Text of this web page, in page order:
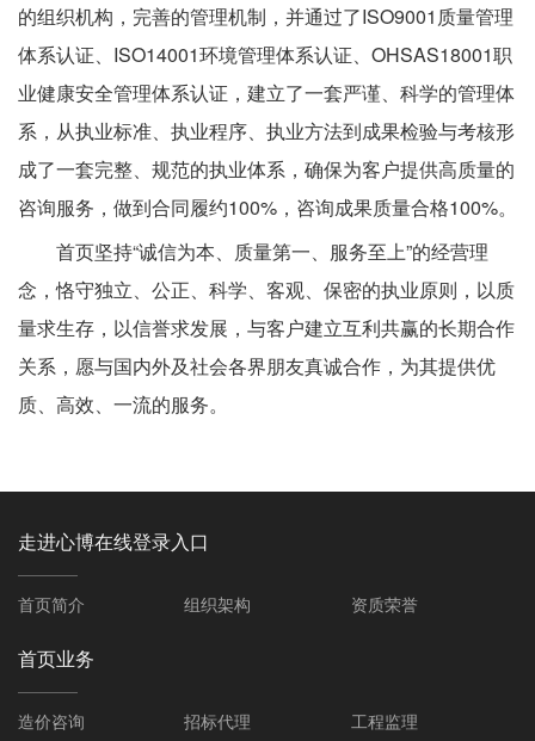
的组织机构，完善的管理机制，并通过了ISO9001质量管理
体系认证、ISO14001环境管理体系认证、OHSAS18001职
业健康安全管理体系认证，建立了一套严谨、科学的管理体
系，从执业标准、执业程序、执业方法到成果检验与考核形
成了一套完整、规范的执业体系，确保为客户提供高质量的
咨询服务，做到合同履约100%，咨询成果质量合格100%。
首页坚持“诚信为本、质量第一、服务至上”的经营理
念，恪守独立、公正、科学、客观、保密的执业原则，以质
量求生存，以信誉求发展，与客户建立互利共赢的长期合作
关系，愿与国内外及社会各界朋友真诚合作，为其提供优
质、高效、一流的服务。
走进心博在线登录入口
首页简介 组织架构 资质荣誉
首页业务
造价咨询 招标代理
工程监理